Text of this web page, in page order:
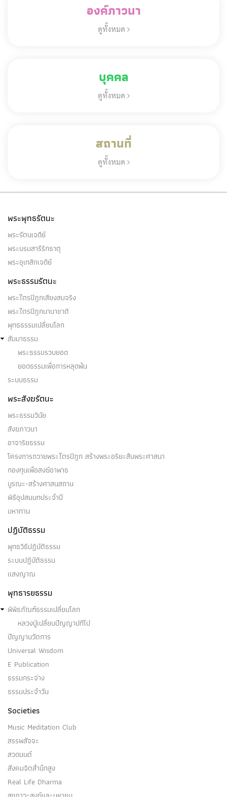
องค์ภาวนา
ดูทั้งหมด
บุคคล
ดูทั้งหมด
สถานที่
ดูทั้งหมด
พระพุทธรัตนะ
พระรัตนเจดีย์
พระบรมสารีริกธาตุ
พระอุเทสิกเจดีย์
พระธรรมรัตนะ
พระไตรปิฎกเสียงสมจริง
พระไตรปิฎกนานาชาติ
พุทธธรรมเปลี่ยนโลก
สัมมาธรรม
พระธรรมรวบยอด
ยอดธรรมเพื่อการหลุดพ้น
ระบบธรรม
พระสังฆรัตนะ
พระธรรมวินัย
สังฆภาวนา
อาจาริยธรรม
โครงการถวายพระไตรปิฎก สร้างพระอริยะสืบพระศาสนา
กองทุนเพื่อสงฆ์อาพาธ
บูรณะ-สร้างศาสนสถาน
พิธีอุปสมบทประจำปี
มหาทาน
ปฏิบัติธรรม
พุทธวิธีปฏิบัติธรรม
ระบบปฏิบัติธรรม
แสงญาณ
พุทธารยธรรม
พิพิธภัณฑ์ธรรมเปลี่ยนโลก
หลวงปู่เปลี่ยนปัญญาปทีโป
ปัญญานวัตการ
Universal Wisdom
E Publication
ธรรมกระจ่าง
ธรรมประจำวัน
Societies
Music Meditation Club
สรรพสัจจะ
สวดมนต์
สังคมจิตสำนึกสูง
Real Life Dharma